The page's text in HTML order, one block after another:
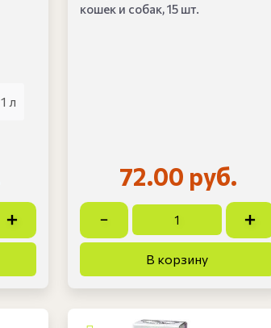
1 л
кошек и собак, 15 шт.
72.00 руб.